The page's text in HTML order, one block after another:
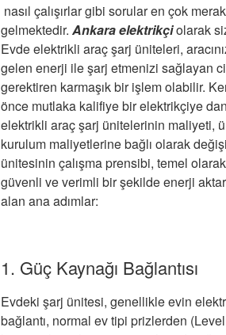
nasıl çalışırlar gibi sorular en çok
gelmektedir. Ankara elektrikçiolarak
Evde elektrikli araç şarj üniteleri,
gelen enerji ile şarj etmenizi sağlayan
gerektiren karmaşık bir işlem olabilir.
önce mutlaka kalifiye bir elektrikçiye
elektrikli araç şarj ünitelerinin maliyeti,
kurulum maliyetlerine bağlı olarak
ünitesinin çalışma prensibi, temel
güvenli ve verimli bir şekilde enerji
alan ana adımlar:
1. Güç Kaynağı Bağlantısı
Evdeki şarj ünitesi, genellikle evin
bağlantı, normal ev tipi prizlerden